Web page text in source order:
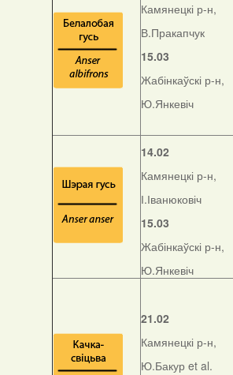
Камянецкі р-н,
В.Пракапчук
15.03
Жабінкаўскі р-н,
Ю.Янкевіч
14.02
Камянецкі р-н,
І.Іванюковіч
15.03
Жабінкаўскі р-н,
Ю.Янкевіч
21.02
Камянецкі р-н,
Ю.Бакур et al.